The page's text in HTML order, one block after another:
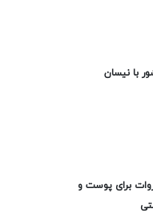
با نیسان
برای پوست و